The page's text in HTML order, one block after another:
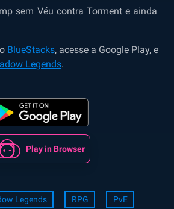
sem Véu contra Torment e ainda
BlueStacks, acesse a Google Play, e
Legends.
Play in Browser
Legends RPG PvE